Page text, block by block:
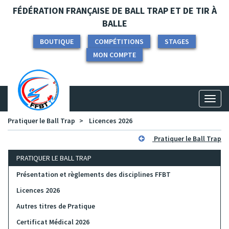
Panneau de gestion des cookies
FÉDÉRATION FRANÇAISE DE BALL TRAP ET DE TIR À
BALLE
BOUTIQUE COMPÉTITIONS
STAGES
MON COMPTE
Pratiquer le Ball Trap
Licences 2026
Pratiquer le Ball Trap
PRATIQUER LE BALL TRAP
Présentation et règlements des disciplines FFBT
Licences 2026
Autres titres de Pratique
Certificat Médical 2026